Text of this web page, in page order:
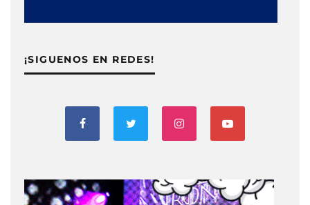
¡SIGUENOS EN REDES!